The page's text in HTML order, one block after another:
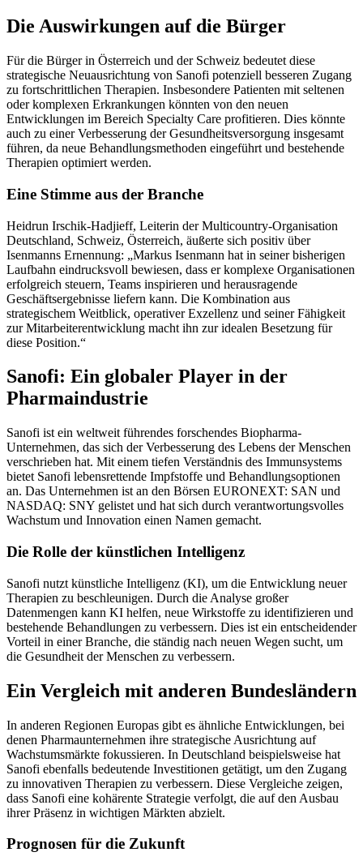
Die Auswirkungen auf die Bürger
Für die Bürger in Österreich und der Schweiz bedeutet diese
strategische Neuausrichtung von Sanofi potenziell besseren Zugang
zu fortschrittlichen Therapien. Insbesondere Patienten mit seltenen
oder komplexen Erkrankungen könnten von den neuen
Entwicklungen im Bereich Specialty Care profitieren. Dies könnte
auch zu einer Verbesserung der Gesundheitsversorgung insgesamt
führen, da neue Behandlungsmethoden eingeführt und bestehende
Therapien optimiert werden.
Eine Stimme aus der Branche
Heidrun Irschik-Hadjieff, Leiterin der Multicountry-Organisation
Deutschland, Schweiz, Österreich, äußerte sich positiv über
Isenmanns Ernennung: „Markus Isenmann hat in seiner bisherigen
Laufbahn eindrucksvoll bewiesen, dass er komplexe Organisationen
erfolgreich steuern, Teams inspirieren und herausragende
Geschäftsergebnisse liefern kann. Die Kombination aus
strategischem Weitblick, operativer Exzellenz und seiner Fähigkeit
zur Mitarbeiterentwicklung macht ihn zur idealen Besetzung für
diese Position.“
Sanofi: Ein globaler Player in der
Pharmaindustrie
Sanofi ist ein weltweit führendes forschendes Biopharma-
Unternehmen, das sich der Verbesserung des Lebens der Menschen
verschrieben hat. Mit einem tiefen Verständnis des Immunsystems
bietet Sanofi lebensrettende Impfstoffe und Behandlungsoptionen
an. Das Unternehmen ist an den Börsen EURONEXT: SAN und
NASDAQ: SNY gelistet und hat sich durch verantwortungsvolles
Wachstum und Innovation einen Namen gemacht.
Die Rolle der künstlichen Intelligenz
Sanofi nutzt künstliche Intelligenz (KI), um die Entwicklung neuer
Therapien zu beschleunigen. Durch die Analyse großer
Datenmengen kann KI helfen, neue Wirkstoffe zu identifizieren und
bestehende Behandlungen zu verbessern. Dies ist ein entscheidender
Vorteil in einer Branche, die ständig nach neuen Wegen sucht, um
die Gesundheit der Menschen zu verbessern.
Ein Vergleich mit anderen Bundesländern
In anderen Regionen Europas gibt es ähnliche Entwicklungen, bei
denen Pharmaunternehmen ihre strategische Ausrichtung auf
Wachstumsmärkte fokussieren. In Deutschland beispielsweise hat
Sanofi ebenfalls bedeutende Investitionen getätigt, um den Zugang
zu innovativen Therapien zu verbessern. Diese Vergleiche zeigen,
dass Sanofi eine kohärente Strategie verfolgt, die auf den Ausbau
ihrer Präsenz in wichtigen Märkten abzielt.
Prognosen für die Zukunft